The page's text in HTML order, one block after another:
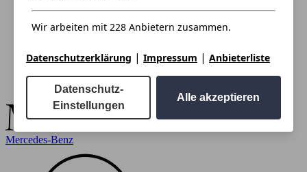
Mercedes-Benz
Wir arbeiten mit 228 Anbietern zusammen.
Datenschutzerklärung | Impressum | Anbieterliste
Datenschutz-
Einstellungen
Alle akzeptieren